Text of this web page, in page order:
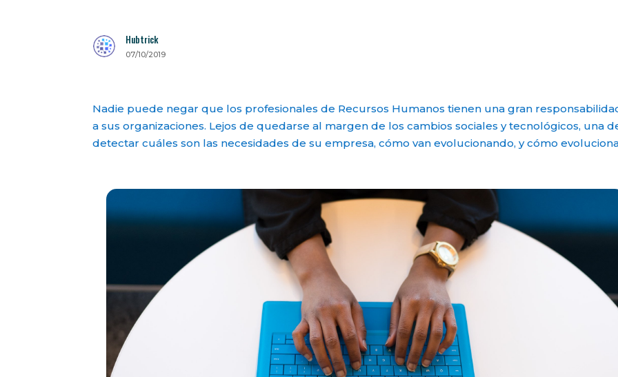
Hubtrick
07/10/2019
Nadie puede negar que los profesionales de Recursos Humanos tienen una gran
a sus organizaciones. Lejos de quedarse al margen de los cambios sociales y tecnológicos, una
detectar cuáles son las necesidades de su empresa, cómo van evolucionando, y cómo